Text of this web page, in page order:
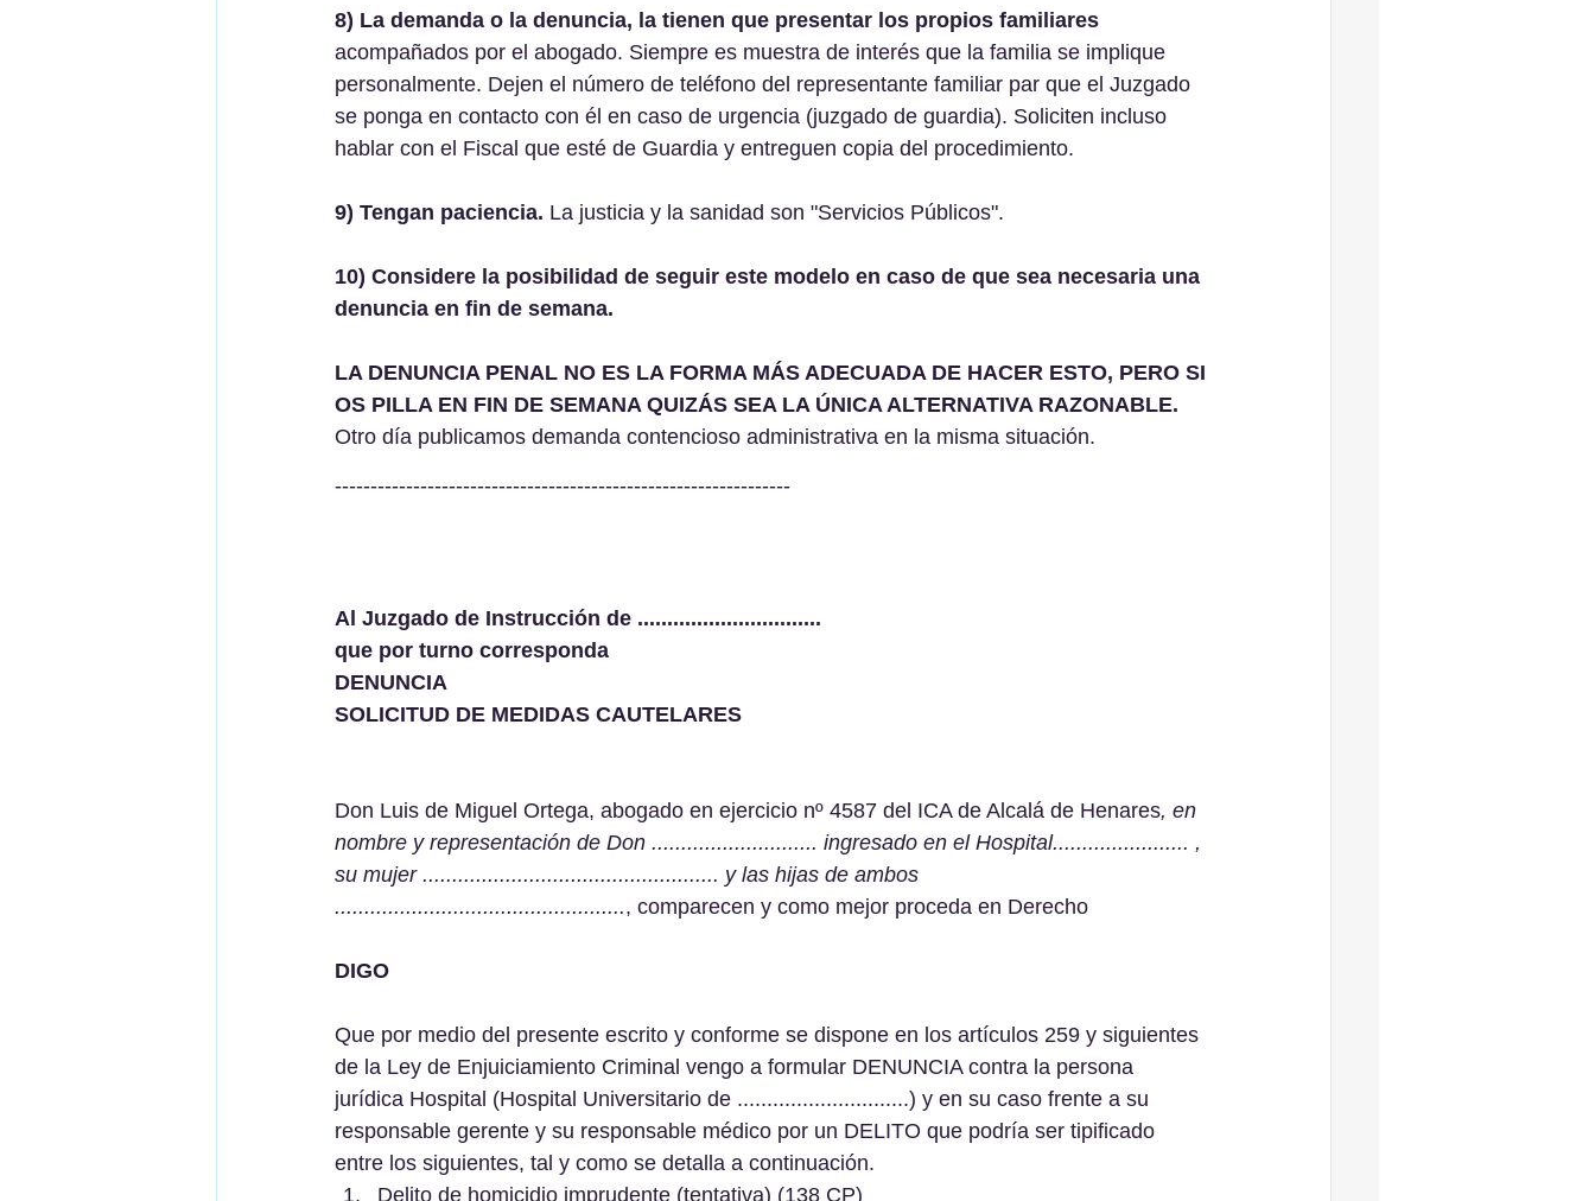
8) La demanda o la denuncia, la tienen que presentar los propios familiares
acompañados por el abogado. Siempre es muestra de interés que la familia se implique
personalmente. Dejen el número de teléfono del representante familiar par que el Juzgado
se ponga en contacto con él en caso de urgencia (juzgado de guardia). Soliciten incluso
hablar con el Fiscal que esté de Guardia y entreguen copia del procedimiento.
9) Tengan paciencia. La justicia y la sanidad son "Servicios Públicos".
10) Considere la posibilidad de seguir este modelo en caso de que sea necesaria una
denuncia en fin de semana.
LA DENUNCIA PENAL NO ES LA FORMA MÁS ADECUADA DE HACER ESTO, PERO SI
OS PILLA EN FIN DE SEMANA QUIZÁS SEA LA ÚNICA ALTERNATIVA RAZONABLE.
Otro día publicamos demanda contencioso administrativa en la misma situación.
----------------------------------------------------------------
Al Juzgado de Instrucción de ...............................
que por turno corresponda
DENUNCIA
SOLICITUD DE MEDIDAS CAUTELARES
Don Luis de Miguel Ortega, abogado en ejercicio nº 4587 del ICA de Alcalá de Henares, en
nombre y representación de Don ............................ ingresado en el Hospital....................... ,
su mujer .................................................. y las hijas de ambos
................................................., comparecen y como mejor proceda en Derecho
DIGO
Que por medio del presente escrito y conforme se dispone en los artículos 259 y siguientes
de la Ley de Enjuiciamiento Criminal vengo a formular DENUNCIA contra la persona
jurídica Hospital (Hospital Universitario de .............................) y en su caso frente a su
responsable gerente y su responsable médico por un DELITO que podría ser tipificado
entre los siguientes, tal y como se detalla a continuación.
Delito de homicidio imprudente (tentativa) (138 CP)